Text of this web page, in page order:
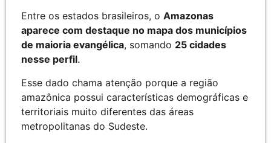
Entre os estados brasileiros, o Amazonas
aparece com destaque no mapa dos municípios
de maioria evangélica, somando 25 cidades
nesse perfil.
Esse dado chama atenção porque a região
amazônica possui características demográficas e
territoriais muito diferentes das áreas
metropolitanas do Sudeste.